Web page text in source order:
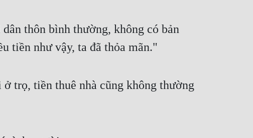
thôn bình thường, không có bản
tiền như vậy, ta đã thỏa mãn."
trọ, tiền thuê nhà cũng không thường